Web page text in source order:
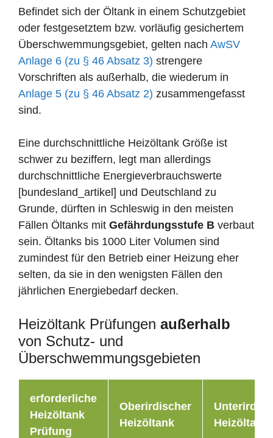
Befindet sich der Öltank in einem Schutzgebiet
oder festgesetztem bzw. vorläufig gesichertem
Überschwemmungsgebiet, gelten nach AwSV
Anlage 6 (zu § 46 Absatz 3) strengere
Vorschriften als außerhalb, die wiederum in
Anlage 5 (zu § 46 Absatz 2) zusammengefasst
sind.
Eine durchschnittliche Heizöltank Größe ist
schwer zu beziffern, legt man allerdings
durchschnittliche Energieverbrauchswerte
[bundesland_artikel] und Deutschland zu
Grunde, dürften in Schleswig in den meisten
Fällen Öltanks mit Gefährdungsstufe B verbaut
sein. Öltanks bis 1000 Liter Volumen sind
zumindest für den Betrieb einer Heizung eher
selten, da sie in den wenigsten Fällen den
jährlichen Energiebedarf decken.
Heizöltank Prüfungen außerhalb
von Schutz- und
Überschwemmungsgebieten
erforderliche
Heizöltank
Prüfung
Oberirdischer
Heizöltank
Heizöltank